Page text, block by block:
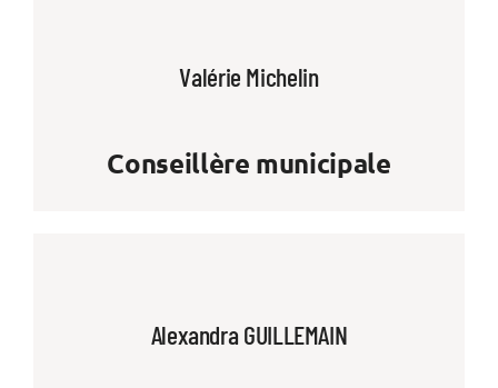
Valérie Michelin
Conseillère municipale
Alexandra GUILLEMAIN